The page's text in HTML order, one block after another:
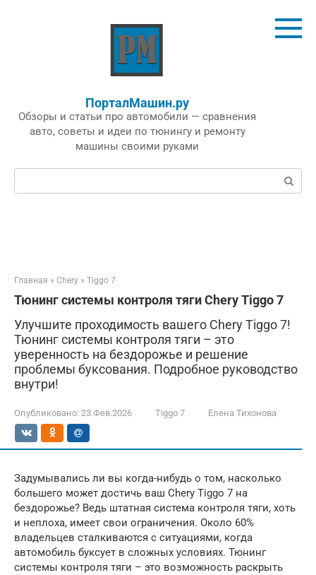
ПорталМашин.ру
Обзоры и статьи про автомобили — сравнения
авто, советы и идеи по тюнингу и ремонту
машины своими руками
Поиск:
Главная » Chery » Tiggo 7
Тюнинг системы контроля тяги Chery Tiggo 7
Улучшите проходимость вашего Chery Tiggo 7!
Тюнинг системы контроля тяги – это
уверенность на бездорожье и решение
проблемы буксования. Подробное руководство
внутри!
Опубликовано: 23.Фев.2026 Tiggo 7 Елена Тихонова
Задумывались ли вы когда-нибудь о том, насколько
большего может достичь ваш Chery Tiggo 7 на
бездорожье? Ведь штатная система контроля тяги, хоть
и неплоха, имеет свои ограничения. Около 60%
владельцев сталкиваются с ситуациями, когда
автомобиль буксует в сложных условиях. Тюнинг
системы контроля тяги – это возможность раскрыть